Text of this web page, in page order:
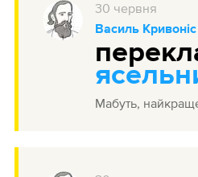
30 червня
Василь Кривоніс
Мабуть,